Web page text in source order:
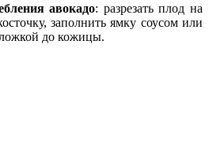
авокадо: разрезать плод на
заполнить ямку соусом или
до кожицы.